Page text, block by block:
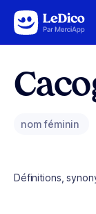
Aller au contenu
nom féminin
Définitions,